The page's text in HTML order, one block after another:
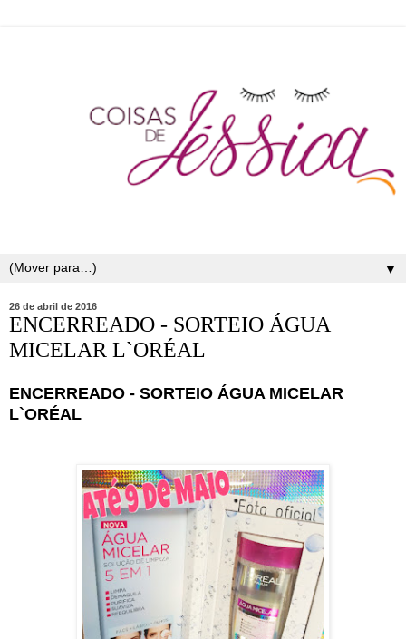
▼
26 de abril de 2016
ENCERREADO - SORTEIO ÁGUA
MICELAR L`ORÉAL
ENCERREADO - SORTEIO ÁGUA MICELAR
L`ORÉAL